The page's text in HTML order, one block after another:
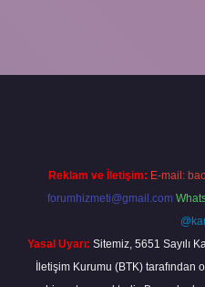
Reklam ve İletişim: E-mail:
forumhizmeti@gmail.com
Yasal Uyarı: Sitemiz, 5651 Sayılı
İletişim Kurumu (BTK) tarafından